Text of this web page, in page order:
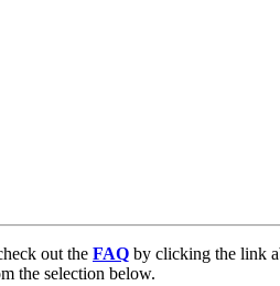
out the FAQ by clicking the link
the selection below.